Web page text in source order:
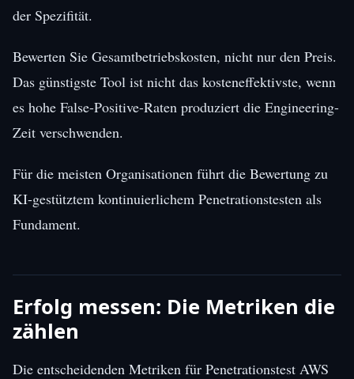
der Spezifität.
Bewerten Sie Gesamtbetriebskosten, nicht nur den Preis.
Das günstigste Tool ist nicht das kosteneffektivste, wenn
es hohe False-Positive-Raten produziert die Engineering-
Zeit verschwenden.
Für die meisten Organisationen führt die Bewertung zu
KI-gestütztem kontinuierlichem Penetrationstesten als
Fundament.
Erfolg messen: Die Metriken die
zählen
Die entscheidenden Metriken für Penetrationstest AWS